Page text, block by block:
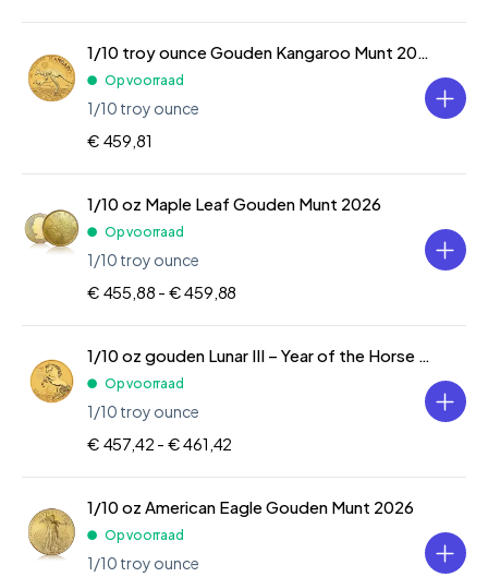
1/10 troy ounce Gouden Kangaroo Munt 2026
Op voorraad
1/10 troy ounce
€ 459,81
1/10 oz Maple Leaf Gouden Munt 2026
Op voorraad
1/10 troy ounce
€ 455,88 - € 459,88
1/10 oz gouden Lunar III – Year of the Horse 2026
Op voorraad
1/10 troy ounce
€ 457,42 - € 461,42
1/10 oz American Eagle Gouden Munt 2026
Op voorraad
1/10 troy ounce